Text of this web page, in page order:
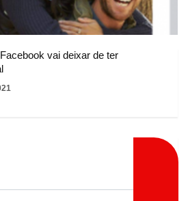
vai deixar de ter